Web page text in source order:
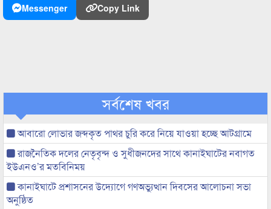
Messenger
Copy Link
সর্বশেষ খবর
আবারো লোভার জব্দকৃত পাথর চুরি করে নিয়ে যাওয়া হচ্ছে আটগ্রামে
রাজনৈতিক দলের নেতৃবৃন্দ ও সুধীজনদের সাথে কানাইঘাটের নবাগত
ইউএনও’র মতবিনিময়
কানাইঘাটে প্রশাসনের উদ্যোগে গণঅভ্যুত্থান দিবসের আলোচনা সভা
অনুষ্ঠিত